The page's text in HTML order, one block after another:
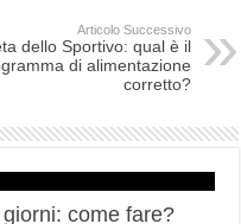
Articolo Successivo
dello Sportivo: qual è il
di alimentazione
corretto?
come fare?